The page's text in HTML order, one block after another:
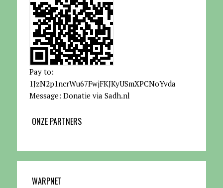
Pay to:
1JzN2p1ncrWu67FwjFKJKyUSmXPCNoYvda
Message: Donatie via Sadh.nl
ONZE PARTNERS
WARPNET